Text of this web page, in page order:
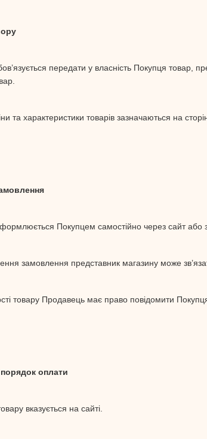
передати у власність Покупця товар,
та характеристики товарів зазначаються на
Покупцем самостійно через сайт
замовлення представник магазину може
товару Продавець має право повідомити
оплати
вказується на сайті.